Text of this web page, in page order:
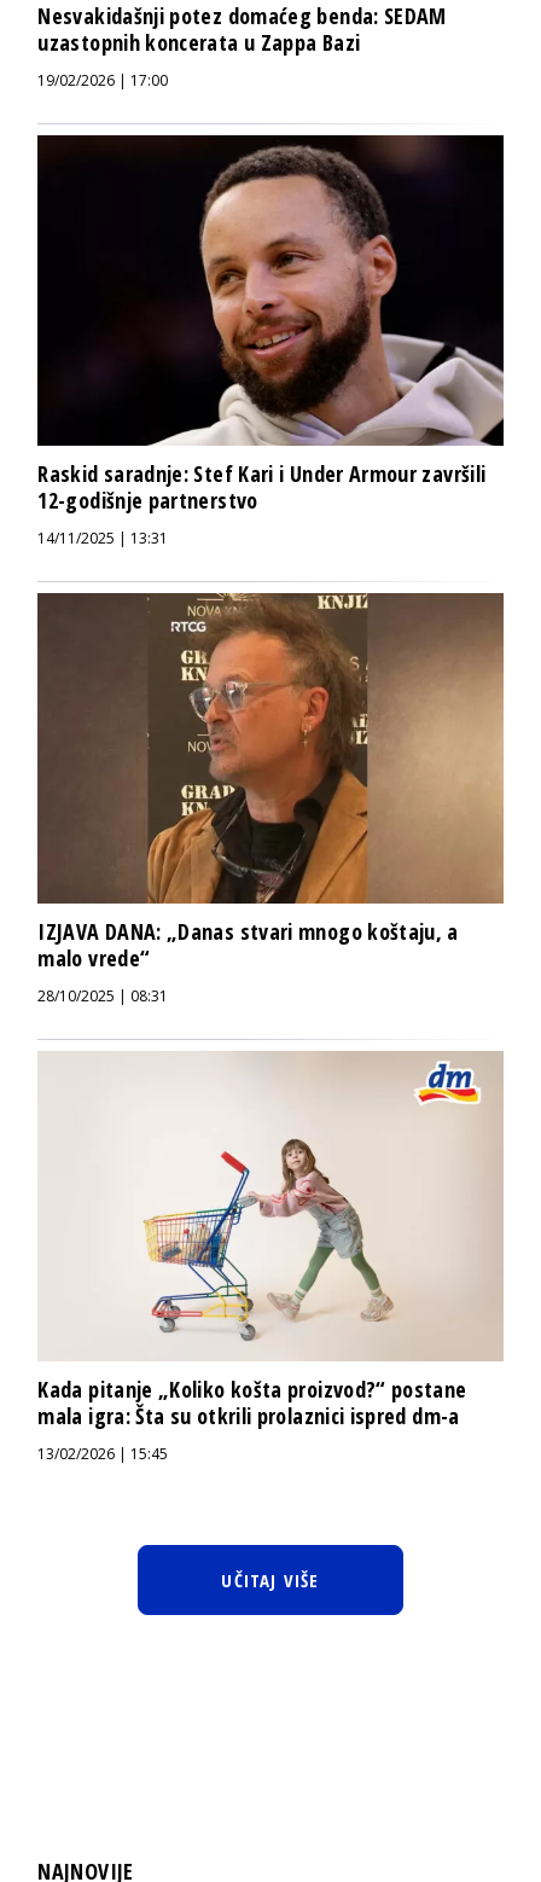
Nesvakidašnji potez domaćeg benda: SEDAM
uzastopnih koncerata u Zappa Bazi
19/02/2026 | 17:00
Raskid saradnje: Stef Kari i Under Armour završili
12-godišnje partnerstvo
14/11/2025 | 13:31
IZJAVA DANA: „Danas stvari mnogo koštaju, a
malo vrede“
28/10/2025 | 08:31
Kada pitanje „Koliko košta proizvod?“ postane
mala igra: Šta su otkrili prolaznici ispred dm-a
13/02/2026 | 15:45
UČITAJ VIŠE
NAJNOVIJE